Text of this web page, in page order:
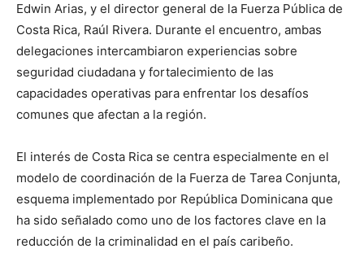
Edwin Arias, y el director general de la Fuerza Pública de
Costa Rica, Raúl Rivera. Durante el encuentro, ambas
delegaciones intercambiaron experiencias sobre
seguridad ciudadana y fortalecimiento de las
capacidades operativas para enfrentar los desafíos
comunes que afectan a la región.
El interés de Costa Rica se centra especialmente en el
modelo de coordinación de la Fuerza de Tarea Conjunta,
esquema implementado por República Dominicana que
ha sido señalado como uno de los factores clave en la
reducción de la criminalidad en el país caribeño.